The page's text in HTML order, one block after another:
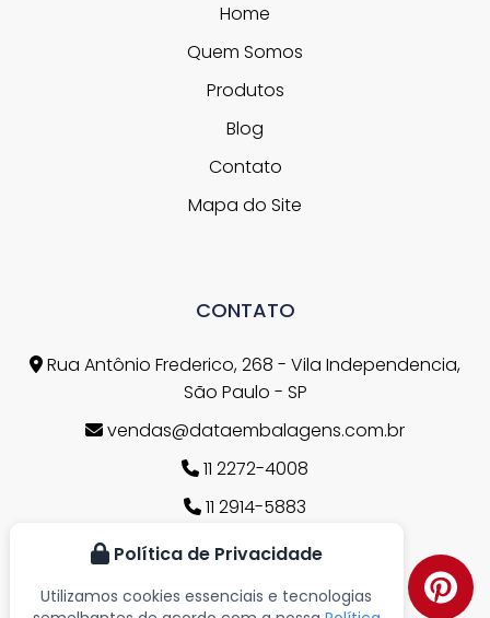
Home
Quem Somos
Produtos
Blog
Contato
Mapa do Site
CONTATO
Rua Antônio Frederico, 268 - Vila Independencia,
São Paulo - SP
vendas@dataembalagens.com.br
11 2272-4008
11 2914-5883
11 2272-4008
11 96768-0112
Política de Privacidade
Utilizamos cookies essenciais e tecnologias